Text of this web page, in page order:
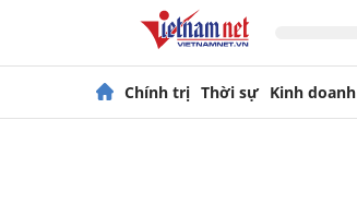
Chính trị Thời sự Kinh doanh